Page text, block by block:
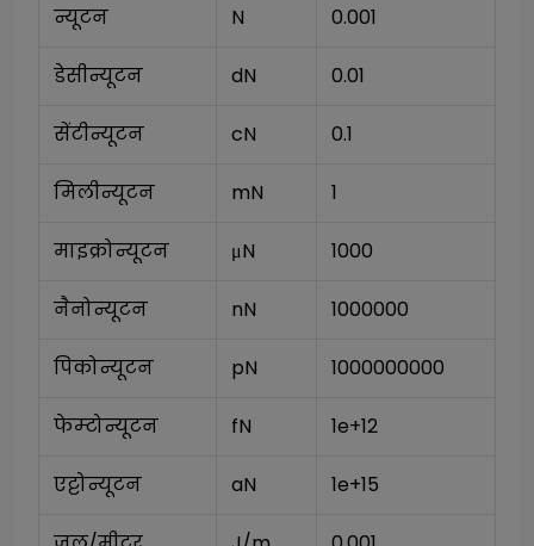
न्यूटन N 0.001
डेसीन्यूटन dN 0.01
सेंटीन्यूटन cN 0.1
मिलीन्यूटन mN 1
माइक्रोन्यूटन μN 1000
नैनोन्यूटन nN 1000000
पिकोन्यूटन pN 1000000000
फेम्टोन्यूटन fN 1e+12
एट्टोन्यूटन aN 1e+15